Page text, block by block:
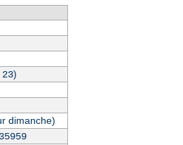
23)
dimanche)